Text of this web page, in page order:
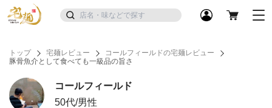
トップ 宅麺レビュー
コールフィールドの宅麺レビュー
豚骨魚介として食べても一級品の旨さ
コールフィールド
50代/男性